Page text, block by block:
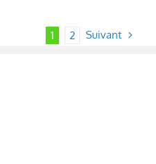
1 2 Suivant